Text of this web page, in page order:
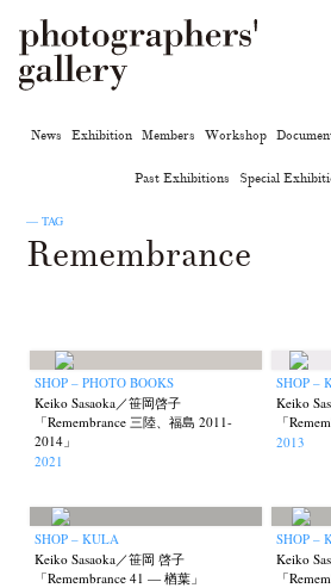
News Exhibition Members Workshop
Past Exhibitions
Special
— TAG
Remembrance
SHOP – PHOTO BOOKS
Keiko Sasaoka／笹岡啓子
「Remembrance 三陸、福島 2011-
2014」
2021
SHOP –
Keiko
「
2013
SHOP – KULA
Keiko Sasaoka／笹岡 啓子
「Remembrance 41 — 楢葉」
SHOP –
Keiko
「